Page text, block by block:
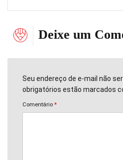
Deixe um
Seu endereço de e-mail não
obrigatórios estão marcados
Comentário *